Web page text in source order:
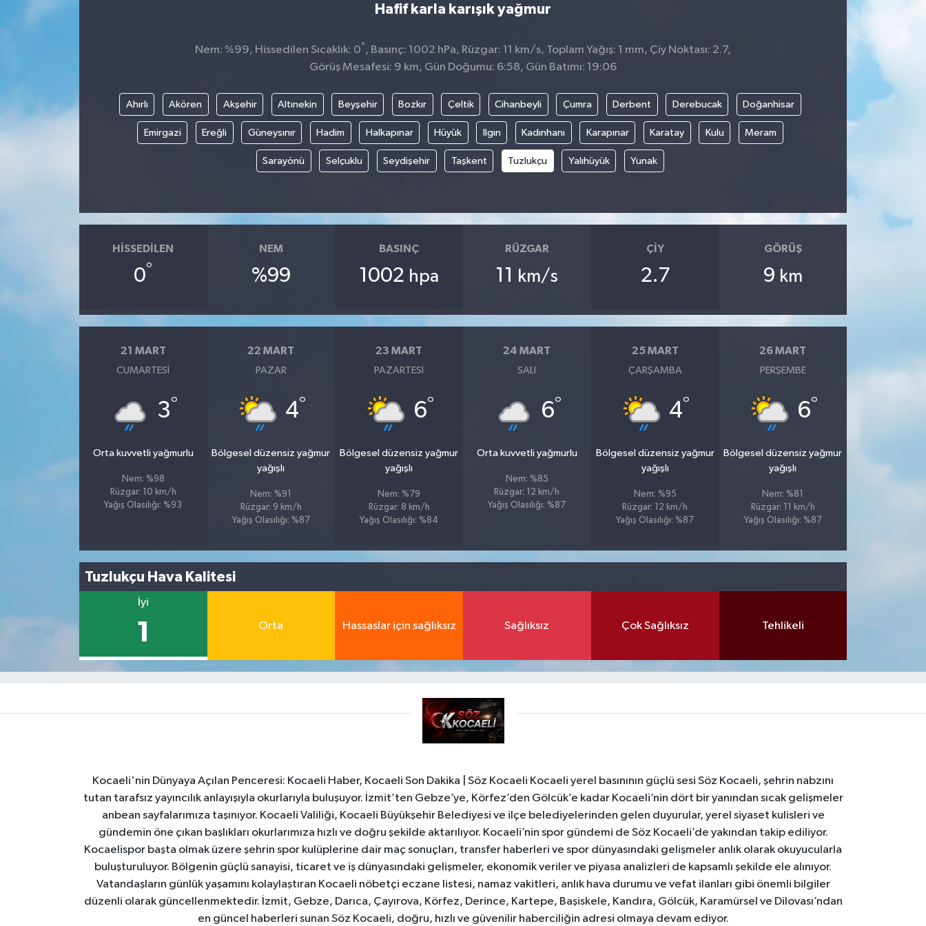
Hafif karla karışık yağmur
Nem: %99, Hissedilen Sıcaklık: 0° , Basınç: 1002 hPa, Rüzgar: 11 km/s, Toplam Yağış: 1 mm, Çiy Noktası: 2.7,
Görüş Mesafesi: 9 km, Gün Doğumu: 6:58, Gün Batımı: 19:06
Ahırlı Akören Akşehir Altınekin Beyşehir Bozkır Çeltik Cihanbeyli Çumra Derbent Derebucak Doğanhisar
Emirgazi Ereğli Güneysınır Hadim Halkapınar Hüyük Ilgın Kadınhanı Karapınar Karatay Kulu Meram
Sarayönü Selçuklu Seydişehir Taşkent Tuzlukçu Yalıhüyük Yunak
HISSEDILEN
0°
NEM
%99
BASINÇ
1002 hpa
RÜZGAR
11 km/s
ÇIY
2.7
GÖRÜŞ
9 km
21 MART
CUMARTESI
3°
Orta kuvvetli yağmurlu
Nem: %98
Rüzgar: 10 km/h
Yağış Olasılığı: %93
22 MART
PAZAR
4°
Bölgesel düzensiz yağmur
yağışlı
Nem: %91
Rüzgar: 9 km/h
Yağış Olasılığı: %87
23 MART
PAZARTESI
6°
Bölgesel düzensiz yağmur
yağışlı
Nem: %79
Rüzgar: 8 km/h
Yağış Olasılığı: %84
24 MART
SALI
6°
Orta kuvvetli yağmurlu
Nem: %85
Rüzgar: 12 km/h
Yağış Olasılığı: %87
25 MART
ÇARŞAMBA
4°
Bölgesel düzensiz yağmur
yağışlı
Nem: %95
Rüzgar: 12 km/h
Yağış Olasılığı: %87
26 MART
PERŞEMBE
6°
Bölgesel düzensiz yağmur
yağışlı
Nem: %81
Rüzgar: 11 km/h
Yağış Olasılığı: %87
Tuzlukçu Hava Kalitesi
İyi
1 Orta Hassaslar için sağlıksız Sağlıksız Çok Sağlıksız Tehlikeli
Kocaeli'nin Dünyaya Açılan Penceresi: Kocaeli Haber, Kocaeli Son Dakika | Söz Kocaeli Kocaeli yerel basınının güçlü sesi Söz Kocaeli, şehrin nabzını
tutan tarafsız yayıncılık anlayışıyla okurlarıyla buluşuyor. İzmit’ten Gebze’ye, Körfez’den Gölcük’e kadar Kocaeli’nin dört bir yanından sıcak gelişmeler
anbean sayfalarımıza taşınıyor. Kocaeli Valiliği, Kocaeli Büyükşehir Belediyesi ve ilçe belediyelerinden gelen duyurular, yerel siyaset kulisleri ve
gündemin öne çıkan başlıkları okurlarımıza hızlı ve doğru şekilde aktarılıyor. Kocaeli’nin spor gündemi de Söz Kocaeli’de yakından takip ediliyor.
Kocaelispor başta olmak üzere şehrin spor kulüplerine dair maç sonuçları, transfer haberleri ve spor dünyasındaki gelişmeler anlık olarak okuyucularla
buluşturuluyor. Bölgenin güçlü sanayisi, ticaret ve iş dünyasındaki gelişmeler, ekonomik veriler ve piyasa analizleri de kapsamlı şekilde ele alınıyor.
Vatandaşların günlük yaşamını kolaylaştıran Kocaeli nöbetçi eczane listesi, namaz vakitleri, anlık hava durumu ve vefat ilanları gibi önemli bilgiler
düzenli olarak güncellenmektedir. İzmit, Gebze, Darıca, Çayırova, Körfez, Derince, Kartepe, Başiskele, Kandıra, Gölcük, Karamürsel ve Dilovası’ndan
en güncel haberleri sunan Söz Kocaeli, doğru, hızlı ve güvenilir haberciliğin adresi olmaya devam ediyor.